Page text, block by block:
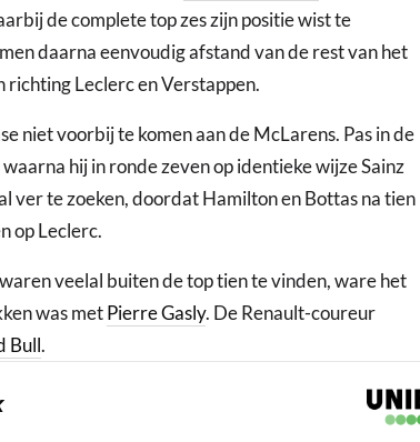
de complete top zes zijn positie wist te
daarna eenvoudig afstand van de rest van het
Leclerc en Verstappen.
niet voorbij te komen aan de McLarens. Pas in de
hij in ronde zeven op identieke wijze Sainz
ver te zoeken, doordat Hamilton en Bottas na tien
op Leclerc.
veelal buiten de top tien te vinden, ware het
was metPierre Gasly. De Renault-coureur
Bull.